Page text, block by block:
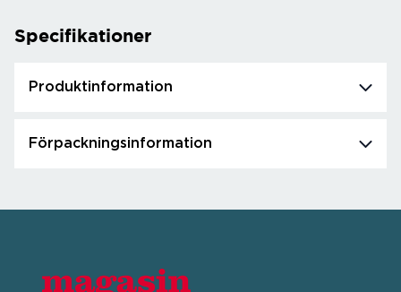
Specifikationer
Produktinformation
Förpackningsinformation